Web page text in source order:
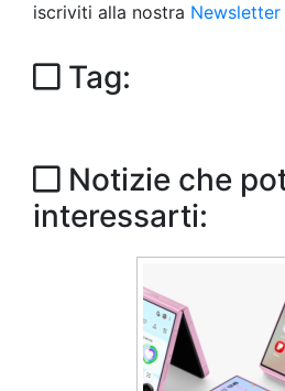
iscriviti alla nostra
Tag:
Notizie che
interessarti: